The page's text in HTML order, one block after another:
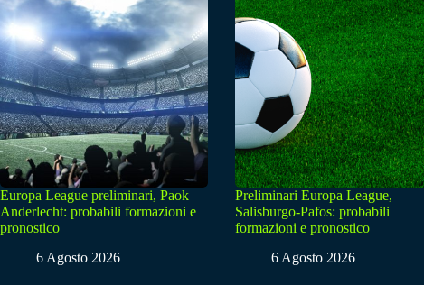
Europa League preliminari, Paok
Anderlecht: probabili formazioni e
pronostico
6 Agosto 2026
Preliminari Europa League,
Salisburgo-Pafos: probabili
formazioni e pronostico
6 Agosto 2026